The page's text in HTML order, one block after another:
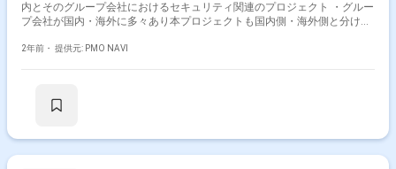
内とそのグループ会社におけるセキュリティ関連のプロジェクト ・グルー
プ会社が国内・海外に多々あり本プロジェクトも国内側・海外側と分けら
知識・情報のキャッチアップ（個人情報保護・社内ルール 等） ・各グル
討 ・国内グループ会社への定期的なコミュニケーション（必要に応じて
2年前・ 提供元: PMO NAVI